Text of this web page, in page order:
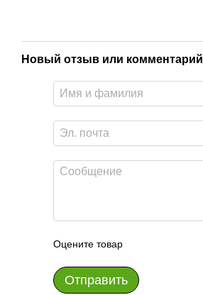
Новый отзыв или комментарий
Оцените товар
Отправить